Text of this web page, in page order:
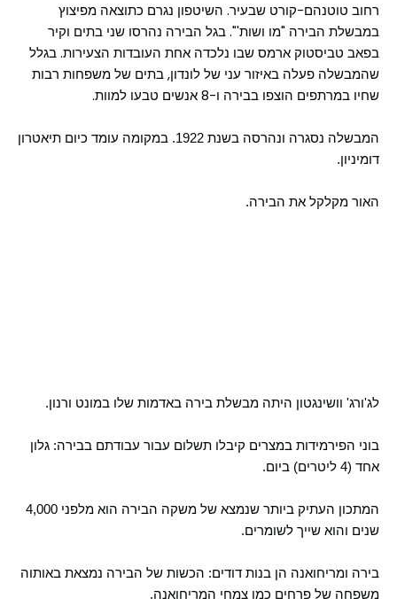
רחוב טוטנהם-קורט שבעיר. השיטפון נגרם כתוצאה מפיצוץ
במבשלת הבירה "מו ושות'". בגל הבירה נהרסו שני בתים וקיר
בפאב טביסטוק ארמס שבו נלכדה אחת העובדות הצעירות. בגלל
שהמבשלה פעלה באיזור עני של לונדון, בתים של משפחות רבות
שחיו במרתפים הוצפו בבירה ו-8 אנשים טבעו למוות.
המבשלה נסגרה ונהרסה בשנת 1922. במקומה עומד כיום תיאטרון
דומיניון.
האור מקלקל את הבירה.
לג'ורג' וושינגטון היתה מבשלת בירה באדמות שלו במונט ורנון.
בוני הפירמידות במצרים קיבלו תשלום עבור עבודתם בבירה: גלון
אחד (4 ליטרים) ביום.
המתכון העתיק ביותר שנמצא של משקה הבירה הוא מלפני 4,000
שנים והוא שייך לשומרים.
בירה ומריחואנה הן בנות דודים: הכשות של הבירה נמצאת באותוה
משפחה של פרחים כמו צמחי המריחואנה.